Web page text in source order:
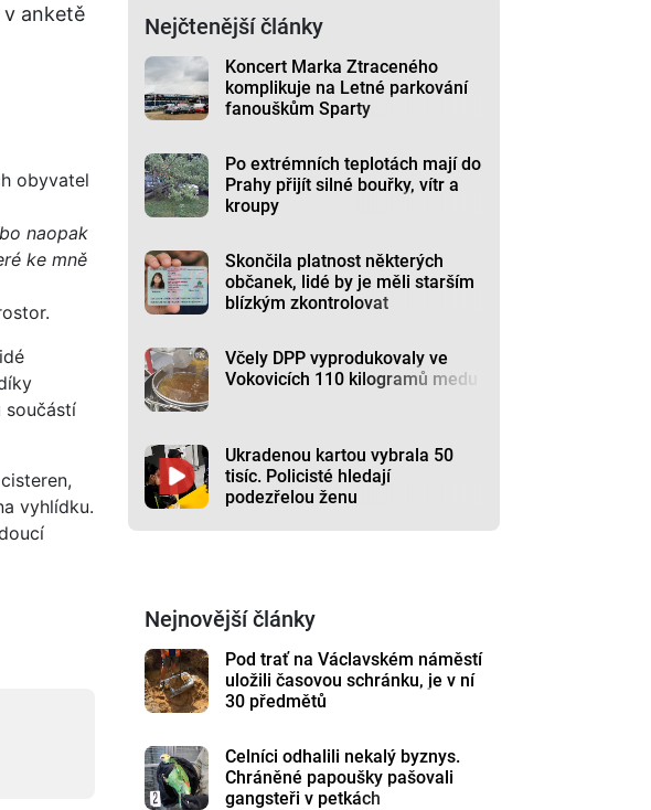
anketě
obyvatel
naopak
ke mně
součástí
vyhlídku.
Nejčtenější články
Koncert Marka Ztraceného
komplikuje na Letné parkování
fanouškům Sparty
Po extrémních teplotách mají do
Prahy přijít silné bouřky, vítr a
kroupy
Skončila platnost některých
občanek, lidé by je měli starším
blízkým zkontrolovat
Včely DPP vyprodukovaly ve
Vokovicích 110 kilogramů medu
Ukradenou kartou vybrala 50
tisíc. Policisté hledají
podezřelou ženu
Nejnovější články
Pod trať na Václavském náměstí
uložili časovou schránku, je v ní
30 předmětů
Celníci odhalili nekalý byznys.
Chráněné papoušky pašovali
gangsteři v petkách